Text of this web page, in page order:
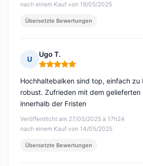
nach einem Kauf von 19/05/2025
Übersetzte Bewertungen
U
Ugo T.
Hinweis: 5 von 5
Veröffentlicht am 27/05/2025 à 17h24
nach einem Kauf von 14/05/2025
Hochhaltebalken sind top, einfach zu
robust. Zufrieden mit dem gelieferten
innerhalb der Fristen
Übersetzte Bewertungen